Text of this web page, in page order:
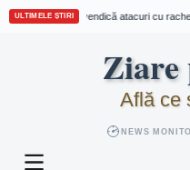
ULTIMELE ȘTIRI
Houthi revendică atacuri cu
Ziare
Află ce
NEWS